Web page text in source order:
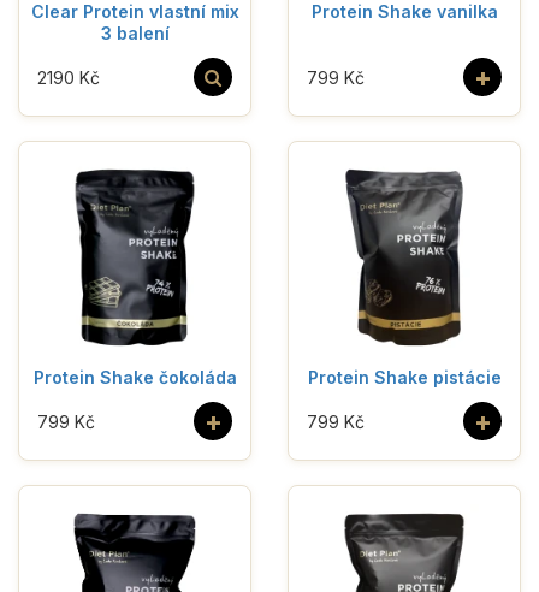
Clear Protein vlastní mix
3 balení
2190 Kč
Protein Shake vanilka
+
799 Kč
Protein Shake čokoláda
+
799 Kč
Protein Shake pistácie
+
799 Kč